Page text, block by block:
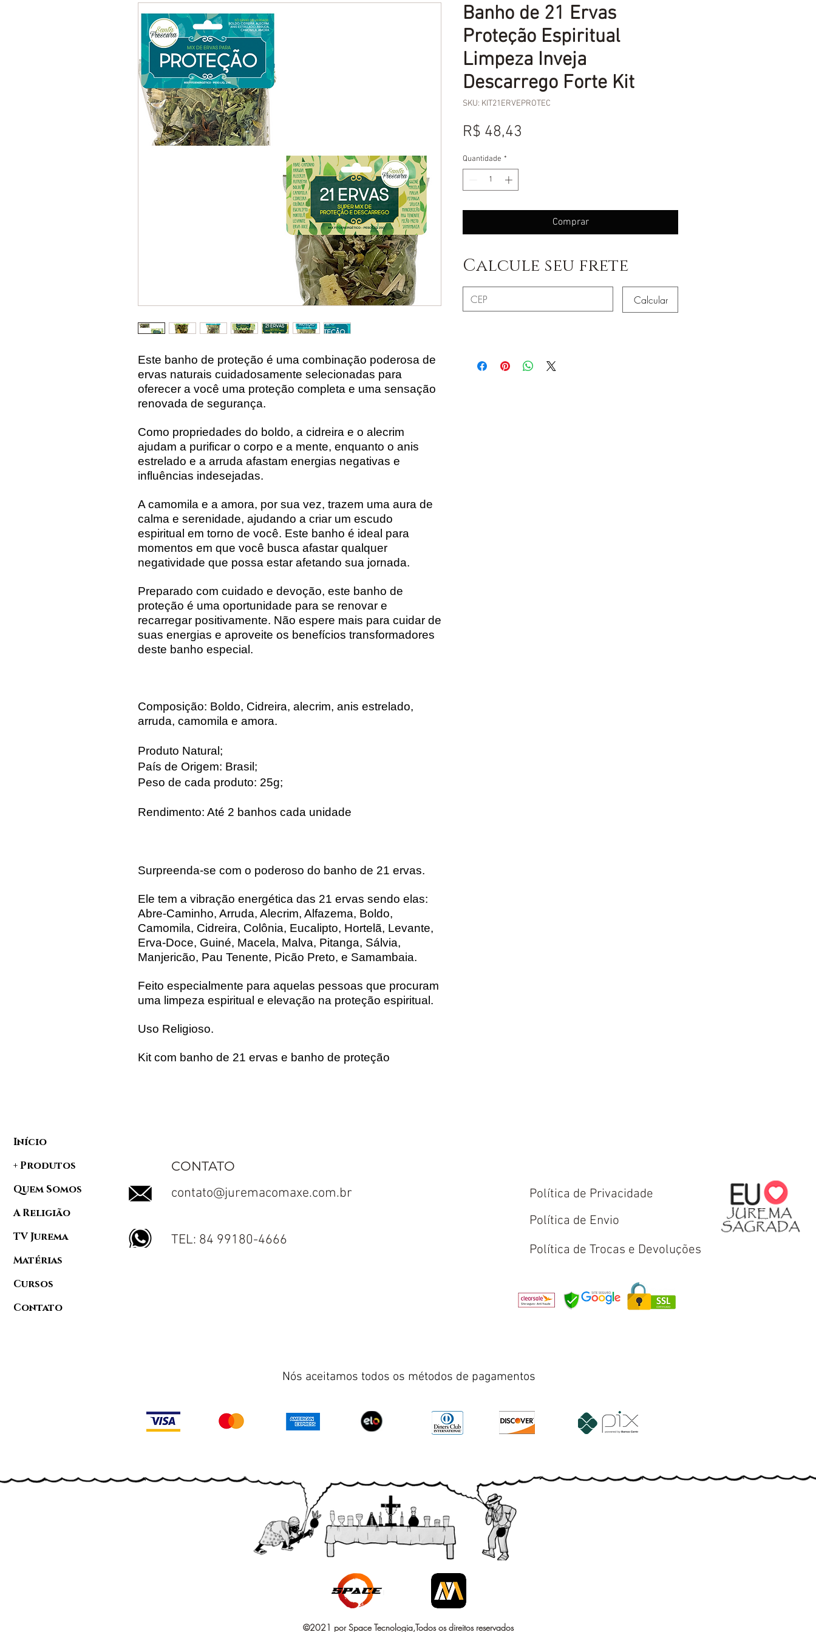
Este banho de proteção é uma combinação poderosa de
ervas naturais cuidadosamente selecionadas para
oferecer a você uma proteção completa e uma sensação
renovada de segurança.
Como propriedades do boldo, a cidreira e o alecrim
ajudam a purificar o corpo e a mente, enquanto o anis
estrelado e a arruda afastam energias negativas e
influências indesejadas.
A camomila e a amora, por sua vez, trazem uma aura de
calma e serenidade, ajudando a criar um escudo
espiritual em torno de você. Este banho é ideal para
momentos em que você busca afastar qualquer
negatividade que possa estar afetando sua jornada.
Preparado com cuidado e devoção, este banho de
proteção é uma oportunidade para se renovar e
recarregar positivamente. Não espere mais para cuidar de
suas energias e aproveite os benefícios transformadores
deste banho especial.
Composição: Boldo, Cidreira, alecrim, anis estrelado,
arruda, camomila e amora.
Produto Natural;
País de Origem: Brasil;
Peso de cada produto: 25g;
Rendimento: Até 2 banhos cada unidade
Surpreenda-se com o poderoso do banho de 21 ervas.
Ele tem a vibração energética das 21 ervas sendo elas:
Abre-Caminho, Arruda, Alecrim, Alfazema, Boldo,
Camomila, Cidreira, Colônia, Eucalipto, Hortelã, Levante,
Erva-Doce, Guiné, Macela, Malva, Pitanga, Sálvia,
Manjericão, Pau Tenente, Picão Preto, e Samambaia.
Feito especialmente para aquelas pessoas que procuram
uma limpeza espiritual e elevação na proteção espiritual.
Uso Religioso.
Kit com banho de 21 ervas e banho de proteção
Banho de 21 Ervas
Proteção Espiritual
Limpeza Inveja
Descarrego Forte Kit
SKU: KIT21ERVEPROTEC
R$ 48,43
Quantidade *
Comprar
Calcule seu frete
Calcular
Início
+ Produtos
Quem Somos
A Religião
TV Jurema
Matérias
Cursos
Contato
CONTATO
contato@juremacomaxe.com.br
TEL: 84 99180-4666
Política de Privacidade
Política de Envio
Política de Trocas e Devoluções
Nós aceitamos todos os métodos de pagamentos
©2021 por Space Tecnologia,Todos os direitos reservados